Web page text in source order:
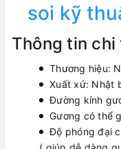
soi kỹ
Thông tin chi
Thương hiệu:
Xuất xứ: Nhật
Đường kính
Gương có thể
Độ phóng đại